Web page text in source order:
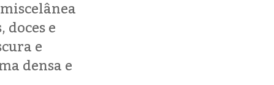
doces e
e
densa e